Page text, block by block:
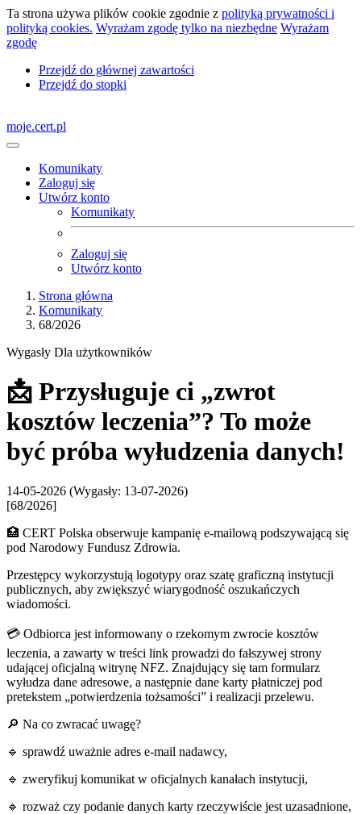
Ta strona używa plików cookie zgodnie z polityką prywatności i
polityką cookies. Wyrażam zgodę tylko na niezbędne Wyrażam
zgodę
Przejdź do głównej zawartości
Przejdź do stopki
moje.cert.pl
Komunikaty
Zaloguj się
Utwórz konto
Komunikaty
Zaloguj się
Utwórz konto
Strona główna
Komunikaty
68/2026
Wygasły Dla użytkowników
📩 Przysługuje ci „zwrot
kosztów leczenia”? To może
być próba wyłudzenia danych!
14-05-2026 (Wygasły: 13-07-2026)
[68/2026]
🏥 CERT Polska obserwuje kampanię e-mailową podszywającą się
pod Narodowy Fundusz Zdrowia.
Przestępcy wykorzystują logotypy oraz szatę graficzną instytucji
publicznych, aby zwiększyć wiarygodność oszukańczych
wiadomości.
💳 Odbiorca jest informowany o rzekomym zwrocie kosztów
leczenia, a zawarty w treści link prowadzi do fałszywej strony
udającej oficjalną witrynę NFZ. Znajdujący się tam formularz
wyłudza dane adresowe, a następnie dane karty płatniczej pod
pretekstem „potwierdzenia tożsamości” i realizacji przelewu.
🔎 Na co zwracać uwagę?
🔹 sprawdź uważnie adres e-mail nadawcy,
🔹 zweryfikuj komunikat w oficjalnych kanałach instytucji,
🔹 rozważ czy podanie danych karty rzeczywiście jest uzasadnione,